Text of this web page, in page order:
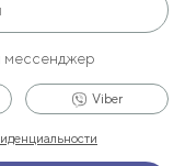
мессенджер
Viber